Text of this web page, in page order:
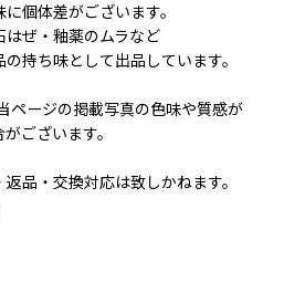
個体差がございます。
はぜ・釉薬のムラなど
持ち味として出品しています。
ページの掲載写真の色味や質感が
ございます。
品・交換対応は致しかねます。